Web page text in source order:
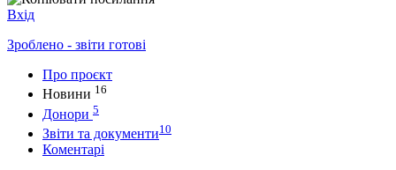
Вхід
Зроблено - звіти готові
Про проєкт
Новини 16
Донори 5
Звіти та документи10
Коментарі